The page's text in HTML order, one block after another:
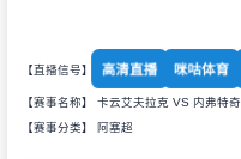
【直播信号】 高清直播 咪咕体育
【赛事名称】 卡云艾夫拉克 VS 内弗特奇
【赛事分类】 阿塞超